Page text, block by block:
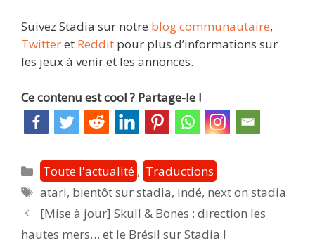
Suivez Stadia sur notre blog communautaire,
Twitteret Reddit pour plus d’informations sur
les jeux à venir et les annonces.
Ce contenu est cool ? Partage-le !
Catégories
Toute l'actualité , Traductions
Étiquettes
atari, bientôt sur stadia, indé, next on stadia
Post
navigation
[Mise à jour] Skull & Bones : direction les
hautes mers… et le Brésil sur Stadia !